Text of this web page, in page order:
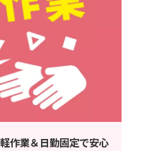
作業＆日勤固定で安心